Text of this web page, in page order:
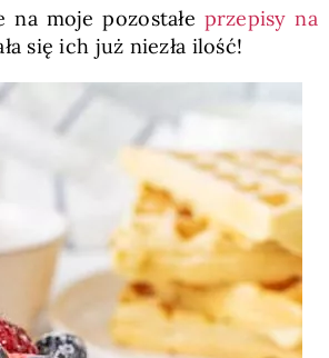
na moje pozostałe przepisy na
się ich już niezła ilość!